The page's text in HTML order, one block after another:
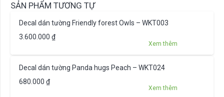
SẢN PHẨM TƯƠNG TỰ
Decal dán tường Friendly forest Owls – WKT003
3.600.000 ₫
Xem thêm
Decal dán tường Panda hugs Peach – WKT024
680.000 ₫
Xem thêm